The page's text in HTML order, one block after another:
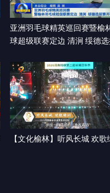
00:16:06
亚洲羽毛球精英巡回赛暨榆
球超级联赛定边 清涧 绥德
【文化榆林】听风长城 欢歌